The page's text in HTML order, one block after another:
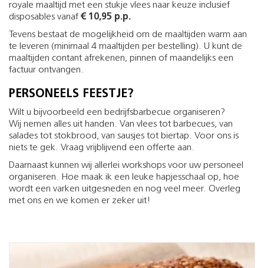
royale maaltijd met een stukje vlees naar keuze inclusief
disposables vanaf € 10,95 p.p.
Tevens bestaat de mogelijkheid om de maaltijden warm aan
te leveren (minimaal 4 maaltijden per bestelling). U kunt de
maaltijden contant afrekenen, pinnen of maandelijks een
factuur ontvangen.
PERSONEELS­ FEESTJE?
Wilt u bijvoorbeeld een bedrijfsbarbecue organiseren?
Wij nemen alles uit handen. Van vlees tot barbecues, van
salades tot stokbrood, van sausjes tot biertap. Voor ons is
niets te gek. Vraag vrijblijvend een offerte aan.
Daarnaast kunnen wij allerlei workshops voor uw personeel
organiseren. Hoe maak ik een leuke hapjesschaal op, hoe
wordt een varken uitgesneden en nog veel meer. Overleg
met ons en we komen er zeker uit!